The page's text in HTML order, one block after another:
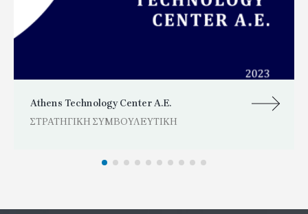
Athens Technology Center Α.Ε.
ΣΤΡΑΤΗΓΙΚΗ ΣΥΜΒΟΥΛΕΥΤΙΚΗ